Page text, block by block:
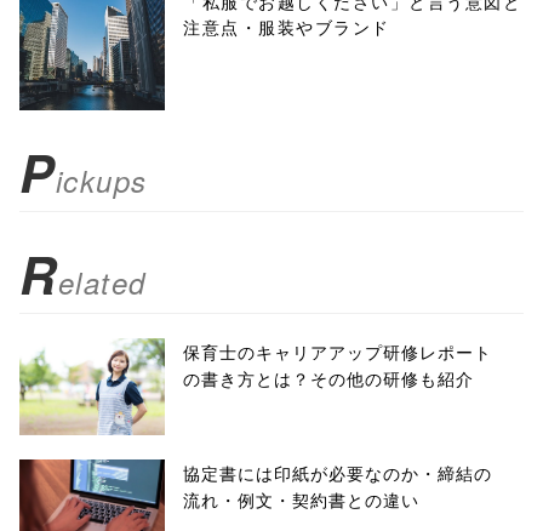
toolbar=no,
scrollbars=yes'
false;"> シェア
注意点・服装やブランド
Pickups
Related
保育士のキャリアアップ研修レポート
の書き方とは？その他の研修も紹介
協定書には印紙が必要なのか・締結の
流れ・例文・契約書との違い